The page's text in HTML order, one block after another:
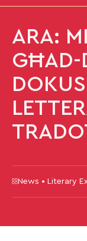
ARA:
GĦAD-
News • Literary